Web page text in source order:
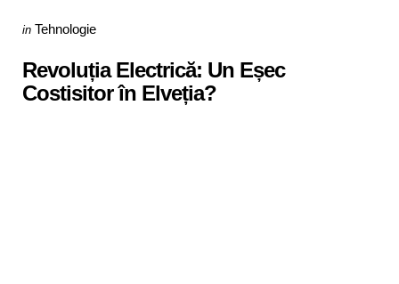
Categories
Posted
in Tehnologie
Revoluția Electrică: Un Eșec
Costisitor în Elveția?